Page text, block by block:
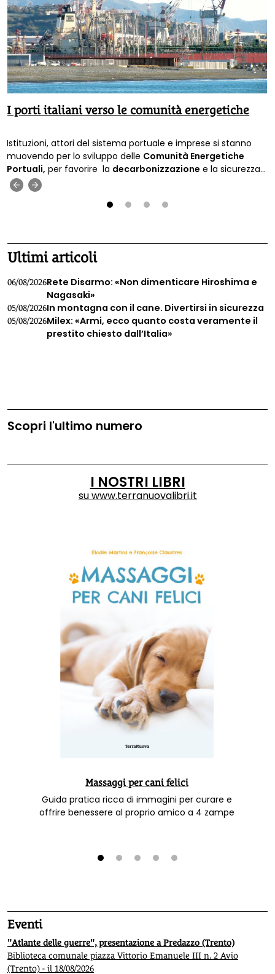
I porti italiani verso le comunità energetiche
Istituzioni, attori del sistema portuale e imprese si stanno
muovendo per lo sviluppo delle Comunità Energetiche
Portuali, per favorire la decarbonizzazione e la sicurezza
energetica.
Ultimi articoli
06/08/2026Rete Disarmo: «Non dimenticare Hiroshima e
Nagasaki»
05/08/2026In montagna con il cane. Divertirsi in sicurezza
05/08/2026Milex: «Armi, ecco quanto costa veramente il
prestito chiesto dall’Italia»
Scopri l'ultimo numero
I NOSTRI LIBRI
suwww.terranuovalibri.it
Massaggi per cani felici
Guida pratica ricca di immagini per curare e
offrire benessere al proprio amico a 4 zampe
Eventi
"Atlante delle guerre", presentazione a Predazzo (Trento)
Biblioteca comunale piazza Vittorio Emanuele III n. 2 Avio
(Trento) - il 18/08/2026